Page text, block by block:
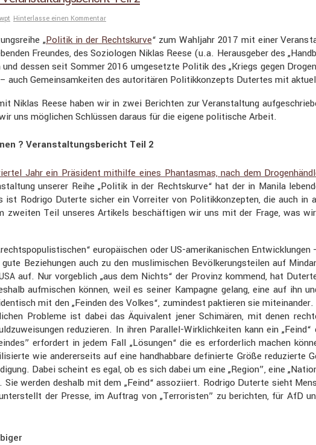
Hinterlasse einen Kommentar
„Politik in der Rechts­kurve“ zum Wahljahr 2017 mit einer
Freundes, des Sozio­logen Niklas Reese (u.a. Heraus­geber des
dessen seit Sommer 2016 umgesetzte Politik des „Kriegs gegen
auch Gemein­sam­keiten des autori­tären Politik­kon­zepts Dutertes mit
Niklas Reese haben wir in zwei Berichten zur Veran­stal­tung
uns mögli­chen Schlüssen daraus für die eigene politi­sche Arbeit.
? Veranstaltungsbericht Teil 2
Jahr ein Präsi­dent mithilfe eines Phantasmas, nach dem
unserer Reihe „Politik in der Rechts­kurve“ hat der in Manila
ist Rodrigo Duterte sicher ein Vorreiter von Politik­kon­zepten, die auch in
zweiten Teil unseres Artikels beschäf­tigen wir uns mit der Frage, was
europäi­schen oder US-ameri­ka­ni­schen
Bezie­hungen auch zu den musli­mi­schen Bevöl­ke­rungs­teilen auf
auf. Nur vorgeb­lich „aus dem Nichts“ der Provinz kommend, hat
aufmi­schen können, weil es seiner Kampagne gelang, eine auf ihn
mit den „Feinden des Volkes“, zumin­dest paktieren sie
Probleme ist dabei das Äquiva­lent jener Schimären, mit denen
reduzieren. In ihren Parallel-Wirklich­keiten kann ein
erfor­dert in jedem Fall „Lösungen“ die es erfor­der­lich machen
wie anderer­seits auf eine handhab­bare definierte Größe reduzierte
Dabei scheint es egal, ob es sich dabei um eine „Region”, eine
werden deshalb mit dem „Feind“ assozi­iert. Rodrigo Duterte sieht
der Presse, im Auftrag von „Terro­risten” zu berichten, für AfD